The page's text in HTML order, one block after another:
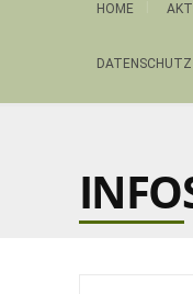
HOME
DATENSCHUTZ